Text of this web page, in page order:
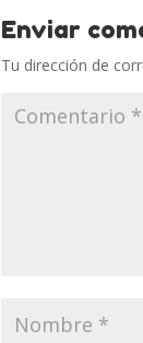
Enviar
Tu dirección de